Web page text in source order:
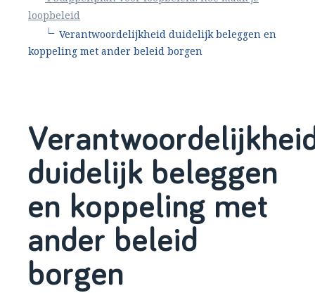
loopbeleid
∟
Verantwoordelijkheid duidelijk beleggen en
koppeling met ander beleid borgen
duidelijk beleggen
en koppeling met
ander beleid
borgen